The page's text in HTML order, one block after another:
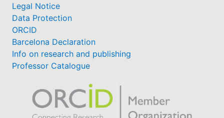
Legal Notice
Data Protection
ORCID
Barcelona Declaration
Info on research and publishing
Professor Catalogue